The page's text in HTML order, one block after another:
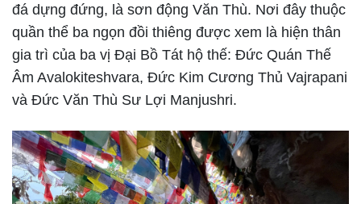
đá dựng đứng, là sơn động Văn Thù. Nơi đây thuộc
quần thể ba ngọn đồi thiêng được xem là hiện thân
gia trì của ba vị Đại Bồ Tát hộ thế: Đức Quán Thế
Âm Avalokiteshvara, Đức Kim Cương Thủ Vajrapani
và Đức Văn Thù Sư Lợi Manjushri.